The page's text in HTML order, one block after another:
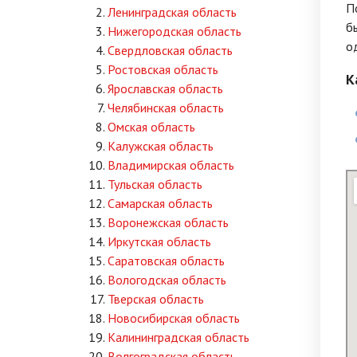
Ленинградская область
Нижегородская область
Свердловская область
Ростовская область
Ярославская область
Челябинская область
Омская область
Калужская область
Владимирская область
Тульская область
Самарская область
Воронежская область
Иркутская область
Саратовская область
Вологодская область
Тверская область
Новосибирская область
Калининградская область